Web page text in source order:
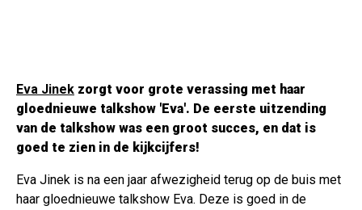
Eva Jinek zorgt voor grote verassing met haar
gloednieuwe talkshow 'Eva'. De eerste uitzending
van de talkshow was een groot succes, en dat is
goed te zien in de kijkcijfers!
Eva Jinek is na een jaar afwezigheid terug op de buis met
haar gloednieuwe talkshow Eva. Deze is goed in de